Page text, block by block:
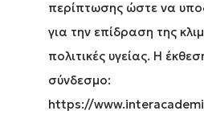
περίπτωσης ώστε να
για την επίδραση της
πολιτικές υγείας. Η
σύνδεσμο:
https://